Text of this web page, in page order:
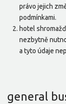
právo jejich
podmínkami.
hotel
nezbytně
a tyto údaje
general